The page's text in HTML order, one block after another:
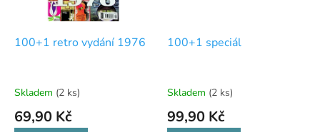
100+1 retro vydání 1976
Skladem (2 ks)
69,90 Kč
100+1 speciál
Skladem (2 ks)
99,90 Kč